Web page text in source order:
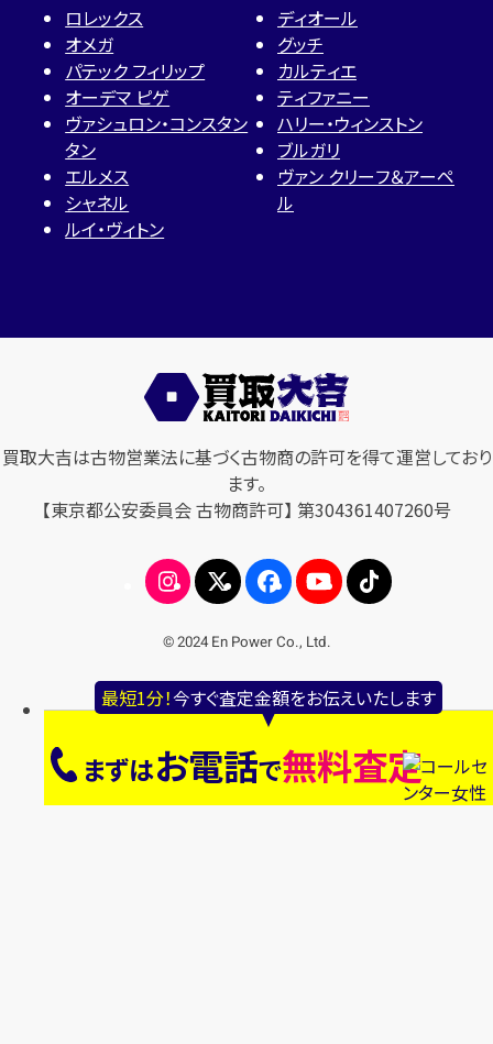
最短1分！今すぐ査定金額をお伝えいたします
まずはお電話で無料査定
ロレックス
オメガ
パテック フィリップ
オーデマ ピゲ
ヴァシュロン・コンスタン
タン
エルメス
シャネル
ルイ・ヴィトン
ディオール
グッチ
カルティエ
ティファニー
ハリー・ウィンストン
ブルガリ
ヴァン クリーフ＆アーペ
ル
買取大吉は古物営業法に基づく古物商の許可を得て運営しており
ます。
【東京都公安委員会 古物商許可】 第304361407260号
© 2024 En Power Co., Ltd.